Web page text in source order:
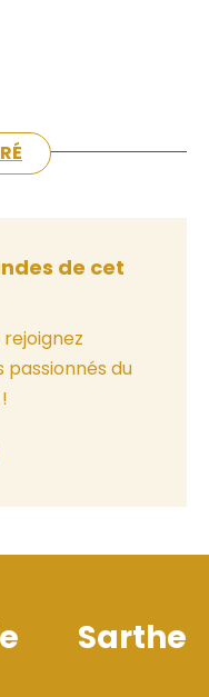
de cet
du
!
Sarthe